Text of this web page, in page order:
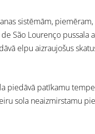
sistēmām, piemēram,
São Lourenço pussala
elpu aizraujošus
piedāvā patīkamu
sola neaizmirstamu